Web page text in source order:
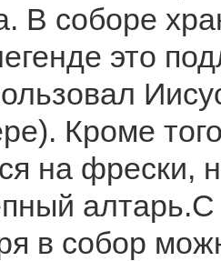
В соборе
это
Кроме
на фрески,
в собор